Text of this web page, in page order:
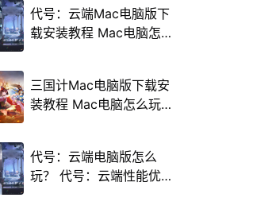
代号：云端Mac电脑版下
载安装教程 Mac电脑怎
三国计Mac电脑版下载安
装教程 Mac电脑怎么玩
代号：云端电脑版怎么
玩？ 代号：云端性能优